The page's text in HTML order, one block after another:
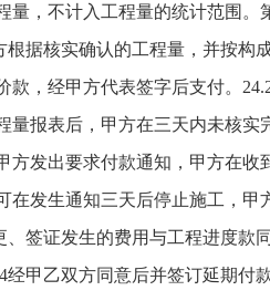
量，不计入工程量的统计范围。
根据核实确认的工程量，并按构
款，经甲方代表签字后支付。
量报表后，甲方在三天内未核实
方发出要求付款通知，甲方在收
在发生通知三天后停止施工，甲
、签证发生的费用与工程进度款
经甲乙双方同意后并签订延期付